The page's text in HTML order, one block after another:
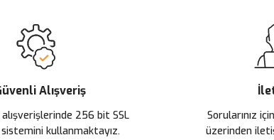
Alışveriş
256 bit SSL
kullanmaktayız.
Sorularınız
üzerinden